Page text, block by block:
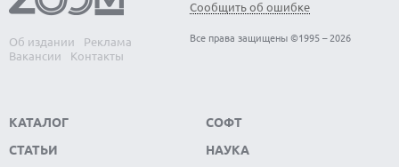
Об издании
Реклама
Вакансии
Контакты
Сообщить об ошибке
Все права защищены ©1995 – 2026
КАТАЛОГ
СТАТЬИ
СОФТ
НАУКА